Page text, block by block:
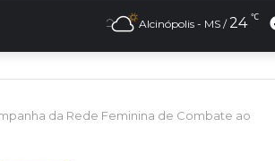
Alcinópolis - MS / 24 ℃
da Rede Feminina de Combate ao